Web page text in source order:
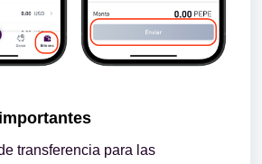
transferencia para las